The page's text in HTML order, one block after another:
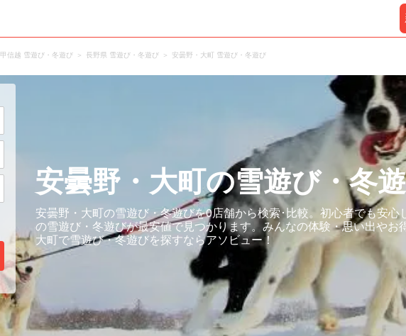
甲信越 雪遊び・冬遊び 長野県 雪遊び・冬遊び 安曇野・大町 雪遊び・冬遊び
安曇野・大町の雪遊び・冬
安曇野・大町の雪遊び・冬遊びを0店舗から検索･比較。初心者でも安心
の雪遊び・冬遊びが最安値で見つかります。みんなの体験・思い出やお
大町で雪遊び・冬遊びを探すならアソビュー！